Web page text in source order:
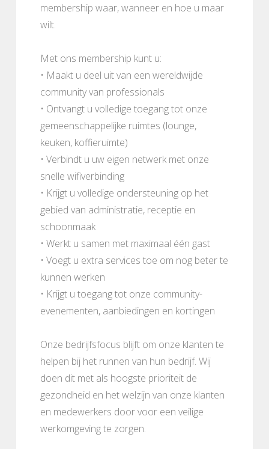
membership waar, wanneer en hoe u maar
wilt.
Met ons membership kunt u:
• Maakt u deel uit van een wereldwijde
community van professionals
• Ontvangt u volledige toegang tot onze
gemeenschappelijke ruimtes (lounge,
keuken, koffieruimte)
• Verbindt u uw eigen netwerk met onze
snelle wifiverbinding
• Krijgt u volledige ondersteuning op het
gebied van administratie, receptie en
schoonmaak
• Werkt u samen met maximaal één gast
• Voegt u extra services toe om nog beter te
kunnen werken
• Krijgt u toegang tot onze community-
evenementen, aanbiedingen en kortingen
Onze bedrijfsfocus blijft om onze klanten te
helpen bij het runnen van hun bedrijf. Wij
doen dit met als hoogste prioriteit de
gezondheid en het welzijn van onze klanten
en medewerkers door voor een veilige
werkomgeving te zorgen.